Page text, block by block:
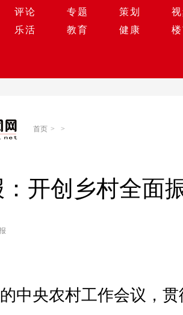
评论 专题 策划
乐活 教育 健康
首页 > >
开创乡村全面
中央农村工作会议，